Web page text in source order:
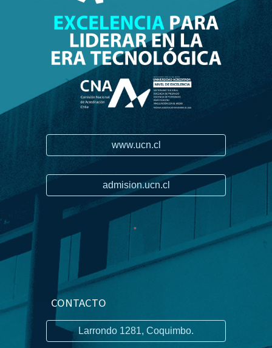
www.ucn.cl
admision.ucn.cl
CONTACTO
Larrondo 1281, Coquimbo.